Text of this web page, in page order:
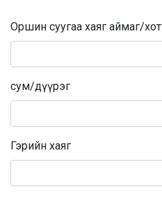
Оршин суугаа хаяг аймаг/хот
сум/дүүрэг
Гэрийн хаяг